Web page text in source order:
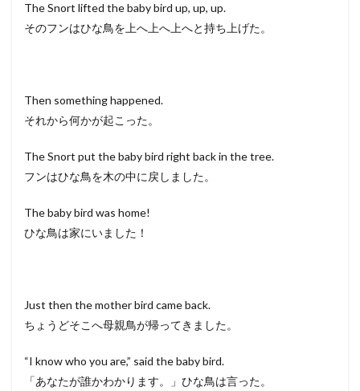
The Snort lifted the baby bird up, up, up.
そのフンはひな鳥を上へ上へ上へと持ち上げた。
Then something happened.
それから何かが起こった。
The Snort put the baby bird right back in the tree.
フンはひな鳥を木の中に戻しました。
The baby bird was home!
ひな鳥は家にいました！
Just then the mother bird came back.
ちょうどそこへ母親鳥が帰ってきました。
“I know who you are,” said the baby bird.
「あなたが誰かわかります。」ひな鳥は言った。